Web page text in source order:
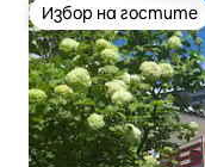
Избор на гостите
Избор на гостите